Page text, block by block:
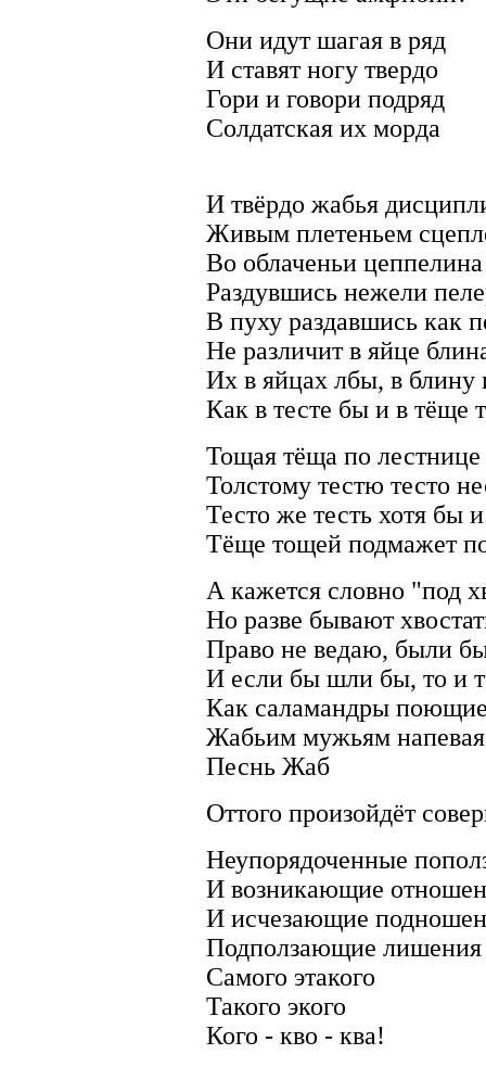
Они идут шагая в ряд
И ставят ногу твердо
Гори и говори подряд
Солдатская их морда
И твёрдо жабья
Живым плетеньем
Во облаченьи цеппелина
Раздувшись нежели
В пуху раздавшись как
Не различит в яйце
Их в яйцах лбы, в блину
Как в тесте бы и в тёще
Тощая тёща по
Толстому тестю тесто
Тесто же тесть хотя бы
Тёще тощей подмажет
А кажется словно "под
Но разве бывают
Право не ведаю, были
И если бы шли бы, то и
Как саламандры
Жабьим мужьям напевая
Песнь Жаб
Оттого произойдёт
Неупорядоченные
И возникающие
И исчезающие
Подползающие лишения
Самого этакого
Такого экого
Кого - кво - ква!